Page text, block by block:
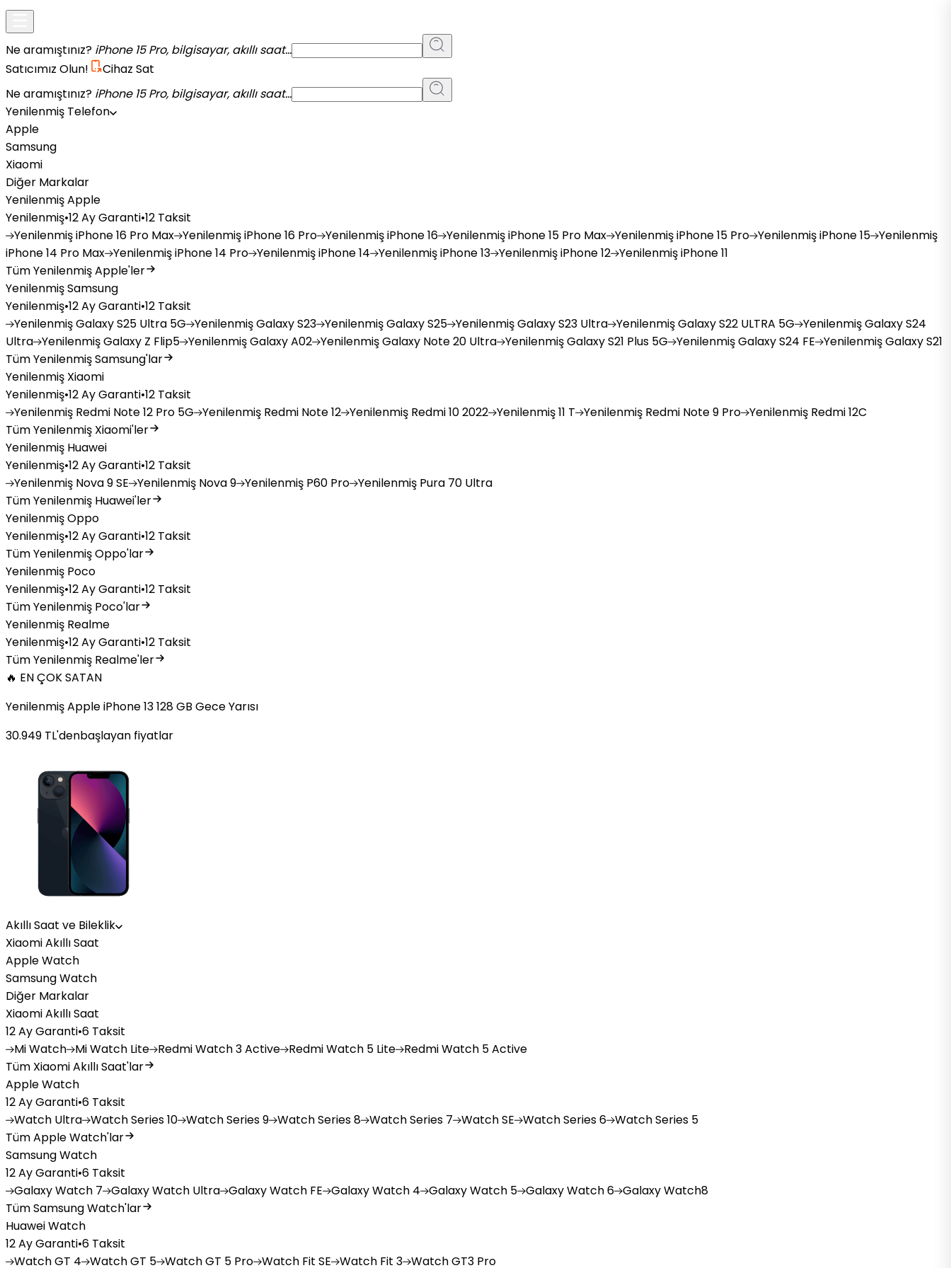
Ne aramıştınız? iPhone 15 Pro, bilgisayar, akıllı saat...
Satıcımız Olun!
Cihaz Sat
Ne aramıştınız? iPhone 15 Pro, bilgisayar, akıllı saat...
Yenilenmiş Telefon
Apple
Samsung
Xiaomi
Diğer Markalar
Yenilenmiş Apple
Yenilenmiş•12 Ay Garanti•12 Taksit
YenilenmişiPhone 16 Pro Max YenilenmişiPhone 16 Pro YenilenmişiPhone 16 YenilenmişiPhone 15 Pro Max YenilenmişiPhone 15 Pro YenilenmişiPhone 15 Yenilenmiş
iPhone 14 Pro Max YenilenmişiPhone 14 Pro YenilenmişiPhone 14 YenilenmişiPhone 13 YenilenmişiPhone 12 YenilenmişiPhone 11
Tüm Yenilenmiş Apple'ler
Yenilenmiş Samsung
Yenilenmiş•12 Ay Garanti•12 Taksit
YenilenmişGalaxy S25 Ultra 5G YenilenmişGalaxy S23 YenilenmişGalaxy S25 YenilenmişGalaxy S23 Ultra YenilenmişGalaxy S22 ULTRA 5G YenilenmişGalaxy S24
Ultra YenilenmişGalaxy Z Flip5 YenilenmişGalaxy A02 YenilenmişGalaxy Note 20 Ultra YenilenmişGalaxy S21 Plus 5G YenilenmişGalaxy S24 FE YenilenmişGalaxy S21
Tüm Yenilenmiş Samsung'lar
Yenilenmiş Xiaomi
Yenilenmiş•12 Ay Garanti•12 Taksit
Yenilenmiş Redmi Note 12 Pro 5G Yenilenmiş Redmi Note 12 Yenilenmiş Redmi 10 2022 Yenilenmiş11 T Yenilenmiş Redmi Note 9 Pro Yenilenmiş Redmi 12C
Tüm Yenilenmiş Xiaomi'ler
Yenilenmiş Huawei
Yenilenmiş•12 Ay Garanti•12 Taksit
Yenilenmiş Nova 9 SE Yenilenmiş Nova 9 Yenilenmiş P60 Pro Yenilenmiş Pura 70 Ultra
Tüm Yenilenmiş Huawei'ler
Yenilenmiş Oppo
Yenilenmiş•12 Ay Garanti•12 Taksit
Tüm Yenilenmiş Oppo'lar
Yenilenmiş Poco
Yenilenmiş•12 Ay Garanti•12 Taksit
Tüm Yenilenmiş Poco'lar
Yenilenmiş Realme
Yenilenmiş•12 Ay Garanti•12 Taksit
Tüm Yenilenmiş Realme'ler
🔥 EN ÇOK SATAN
Yenilenmiş Apple iPhone 13 128 GB Gece Yarısı
30.949 TL'denbaşlayan fiyatlar
Akıllı Saat ve Bileklik
Xiaomi Akıllı Saat
Apple Watch
Samsung Watch
Diğer Markalar
Xiaomi Akıllı Saat
12 Ay Garanti•6 Taksit
MiWatch MiWatch Lite RedmiWatch 3 Active RedmiWatch 5 Lite RedmiWatch 5 Active
Tüm Xiaomi Akıllı Saat'lar
Apple Watch
12 Ay Garanti•6 Taksit
Watch Ultra WatchSeries 10 WatchSeries 9 WatchSeries 8 WatchSeries 7 WatchSE WatchSeries 6 WatchSeries 5
Tüm Apple Watch'lar
Samsung Watch
12 Ay Garanti•6 Taksit
GalaxyWatch 7 GalaxyWatch Ultra GalaxyWatch FE GalaxyWatch 4 GalaxyWatch 5 GalaxyWatch 6 GalaxyWatch8
Tüm Samsung Watch'lar
Huawei Watch
12 Ay Garanti•6 Taksit
WatchGT 4 WatchGT 5 WatchGT 5 Pro Watch Fit SE Watch Fit 3 WatchGT3 Pro